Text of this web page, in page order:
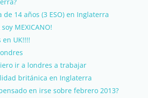
14 años (3 ESO) en Inglaterra
MEXICANO!
UK!!!!
ir a londres a trabajar
británica en Inglaterra
en irse sobre febrero 2013?